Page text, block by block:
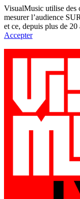
VisualMusic utilise des
mesurer l’audience
et ce, depuis plus de 20
Accepter